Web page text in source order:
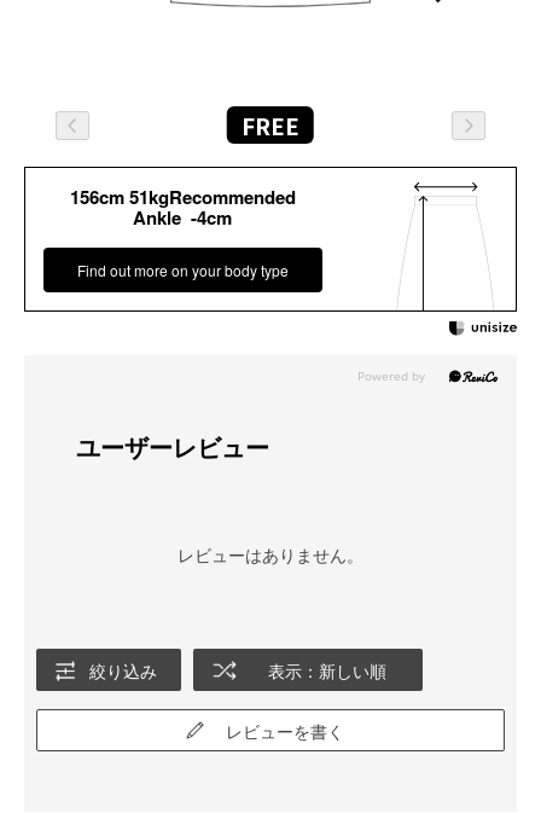
FREE
156cm 51kgRecommended
Ankle -4cm
Find out more on your body type
ユーザーレビュー
レビューはありません。
絞り込み 表示：新しい順
レビューを書く